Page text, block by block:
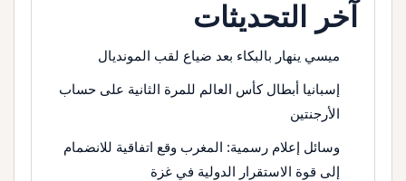
آخر التحديثات
ميسي ينهار بالبكاء بعد ضياع لقب المونديال
إسبانيا أبطال كأس العالم للمرة الثانية على حساب
الأرجنتين
وسائل إعلام رسمية: المغرب وقع اتفاقية للانضمام
إلى قوة الاستقرار الدولية في غزة